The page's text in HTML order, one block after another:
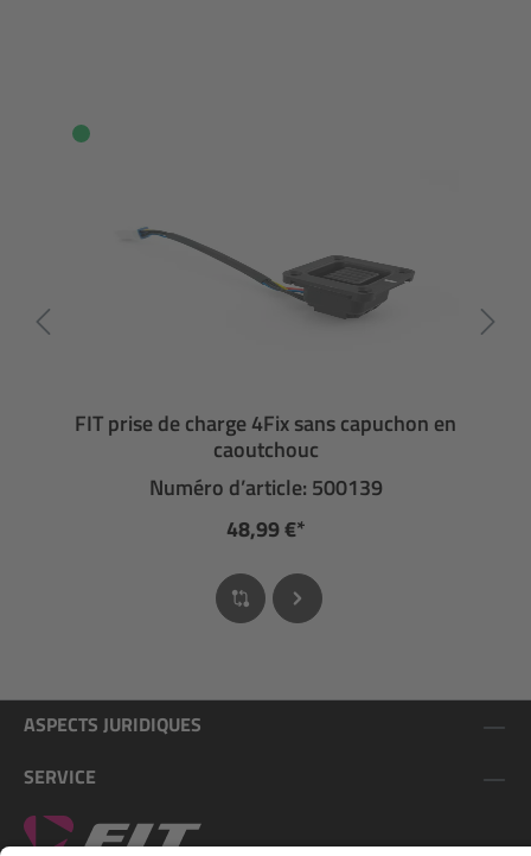
FIT prise de charge 4Fix sans capuchon en
caoutchouc
Numéro d’article: 500139
48,99 €*
ASPECTS JURIDIQUES
SERVICE